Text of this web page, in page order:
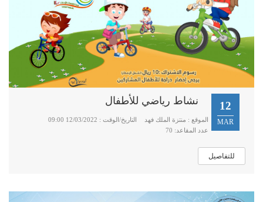
12
MAR
نشاط رياضي للأطفال
الموقع : منتزة الملك فهد
التاريخ/الوقت : 12/03/2022 09:00
عدد المقاعد: 70
للتفاصيل